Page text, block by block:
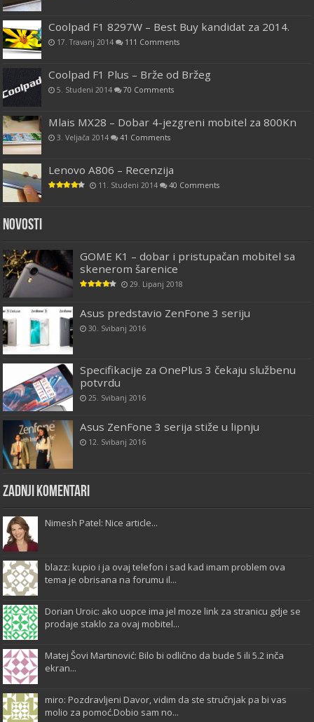
Coolpad F1 8297W – Best Buy kandidat za 2014.
17. Travanj 2014 111 Comments
Coolpad F1 Plus – Brže od Bržeg
5. Studeni 2014 70 Comments
Mlais MX28 – Dobar 4-jezgreni mobitel za 800Kn
3. Veljača 2014 41 Comments
Lenovo A806 – Recenzija
11. Studeni 2014 40 Comments
Novosti
GOME K1 – dobar i pristupačan mobitel sa
skenerom šarenice
29. Lipanj 2018
Asus predstavio ZenFone 3 seriju
30. Svibanj 2016
Specifikacije za OnePlus 3 čekaju službenu
potvrdu
25. Svibanj 2016
Asus ZenFone 3 serija stiže u lipnju
12. Svibanj 2016
Zadnji komentari
Nimesh Patel: Nice article...
blazz: kupio i ja ovaj telefon i sad kad imam problem ova
tema je obrisana na forumu il...
Dorian Uroic: ako uopce ima jel moze link za stranicu gdje se
prodaje staklo za ovaj mobitel...
Matej Šovi Martinović: Bilo bi odlično da bude 5 ili 5.2 inča
ekran...
miro: Pozdravljeni Davor, vidim da ste stručnjak pa bi vas
molio za pomoć.Dobio sam no...